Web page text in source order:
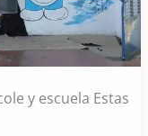
y escuela Estas